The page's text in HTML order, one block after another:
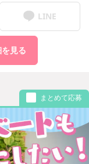
LINE
見る
まとめて応募